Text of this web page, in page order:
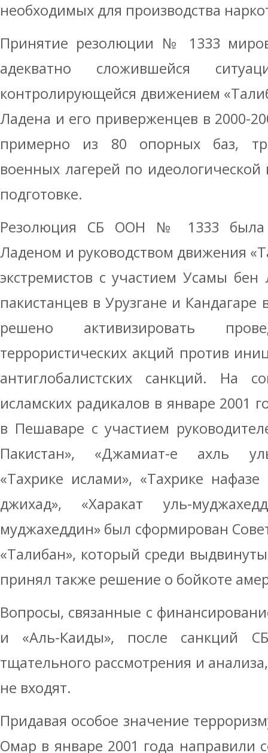
необходимых для производства
Принятие резолюции № 1333
адекватно сложившейся
контролирующейся движением
Ладена и его приверженцев в 2000-
примерно из 80 опорных баз,
военных лагерей по
подготовке.
Резолюция СБ ООН № 1333 была
Ладеном и руководством движения
экстремистов с участием Усамы
пакистанцев в Урузгане и
решено активизировать
террористических акций против
антиглобалистских санкций. На
исламских радикалов в январе 2001
в Пешаваре с участием
Пакистан», «Джамиат-е ахль
«Тахрике ислами», «Тахрике
джихад», «Харакат уль-
муджахеддин» был сформирован
«Талибан», который среди
принял также решение о бойкоте
Вопросы, связанные с
и «Аль-Каиды», после санкций
тщательного рассмотрения и
не входят.
Придавая особое значение
Омар в январе 2001 года направили